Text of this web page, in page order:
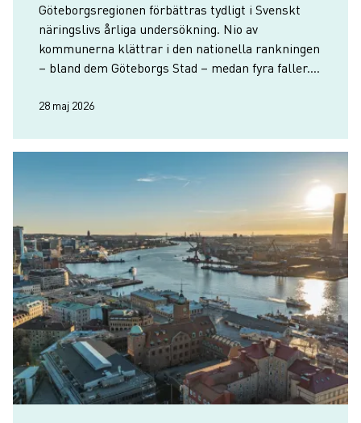
Göteborgsregionen förbättras tydligt i Svenskt
näringslivs årliga undersökning. Nio av
kommunerna klättrar i den nationella rankningen
– bland dem Göteborgs Stad – medan fyra faller.
niondeplats i Sverige.
28 maj 2026